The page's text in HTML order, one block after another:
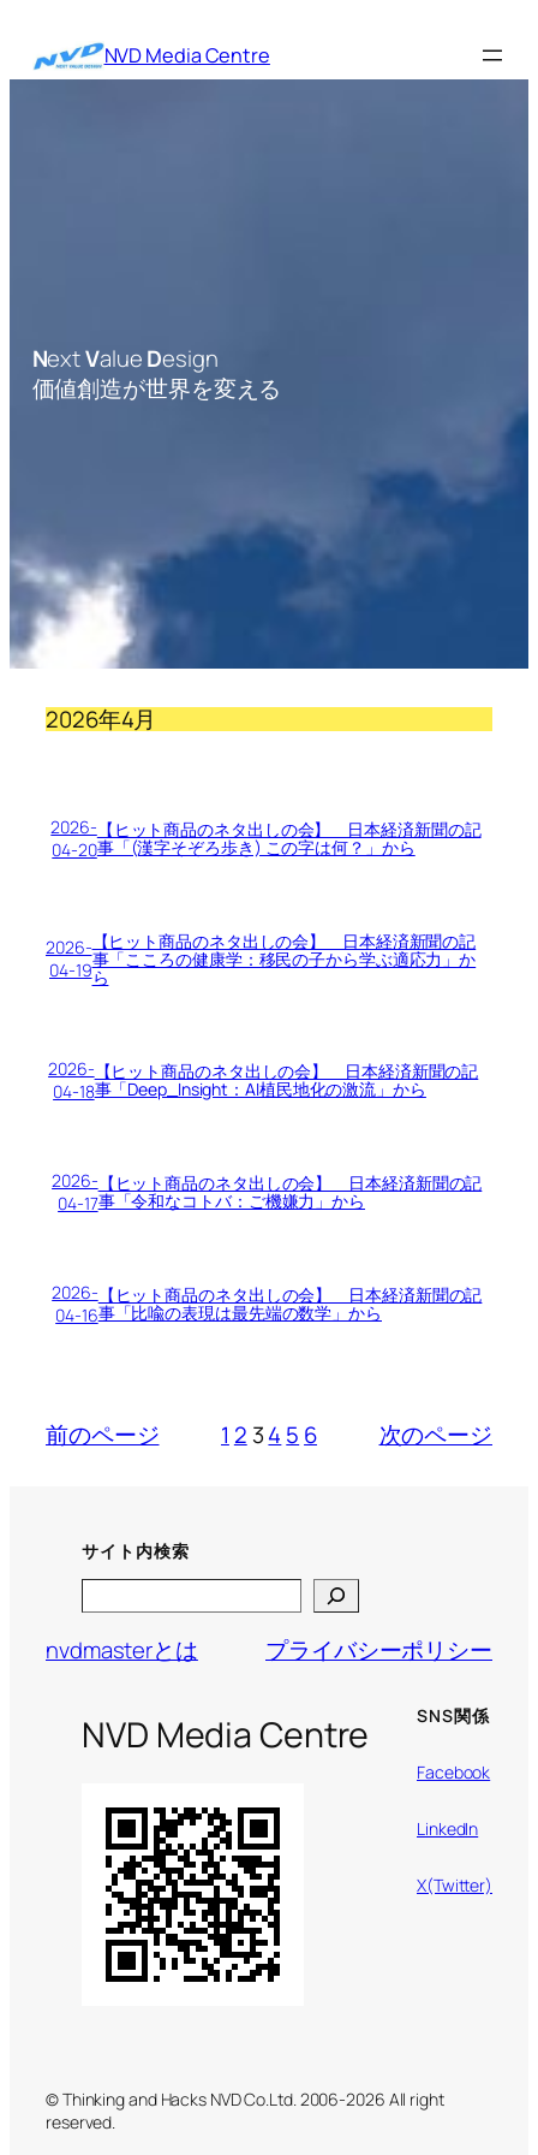
を
NVD Media Centre
NextValueDesign
価値創造が世界を変える
2026年4月
2026-
04-20
【ヒット商品のネタ出しの会】 日本経済新聞の記
事「(漢字そぞろ歩き) この字は何？」から
2026-
04-19
【ヒット商品のネタ出しの会】 日本経済新聞の記
事「こころの健康学：移民の子から学ぶ適応力」か
ら
2026-
04-18
【ヒット商品のネタ出しの会】 日本経済新聞の記
事「Deep_Insight：AI植民地化の激流」から
2026-
04-17
【ヒット商品のネタ出しの会】 日本経済新聞の記
事「令和なコトバ：ご機嫌力」から
2026-
04-16
【ヒット商品のネタ出しの会】 日本経済新聞の記
事「比喩の表現は最先端の数学」から
前のページ 1 2 34 5 6 次のページ
サイト内検索
nvdmasterとは
プライバシーポリシー
NVD Media Centre SNS関係
Facebook
LinkedIn
X(Twitter)
© Thinking and Hacks NVD Co.Ltd. 2006-2026 All right
reserved.